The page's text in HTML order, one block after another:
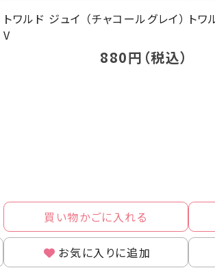
トワルド ジュイ （チャコールグレイ）
V
880円（税込）
買い物かごに入れる
お気に入りに追加
トワ